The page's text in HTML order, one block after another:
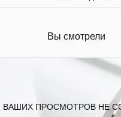
Вы смотрели
ВАШИХ ПРОСМОТРОВ НЕ